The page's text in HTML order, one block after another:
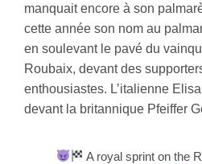
manquait encore à son
cette année son nom au
en soulevant le pavé du
Roubaix, devant des
enthousiastes. L’italienne
devant la britannique Pfeiffer
A royal sprint on the